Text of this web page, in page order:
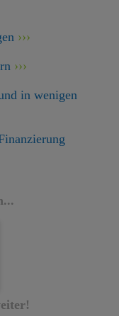
in wenigen